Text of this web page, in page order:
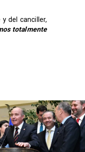
del canciller,
totalmente